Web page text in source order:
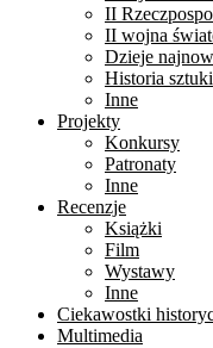
II
II wojna
Dzieje
Historia sztuki
Inne
Projekty
Konkursy
Patronaty
Inne
Recenzje
Książki
Film
Wystawy
Inne
Ciekawostki
Multimedia